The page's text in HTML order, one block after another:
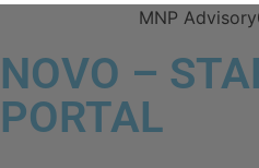
MNP Advisory
NOVO –
PORTAL